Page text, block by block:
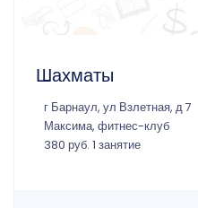
Шахматы
г Барнаул, ул Взлетная, д 7
Максима, фитнес-клуб
380 руб. 1 занятие